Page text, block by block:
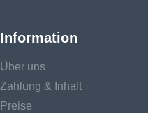
Information
Über uns
Zahlung & Inhalt
Preise